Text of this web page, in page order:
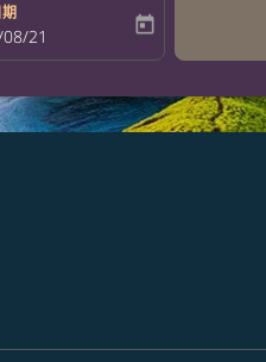
return-date-aria-label
21 today